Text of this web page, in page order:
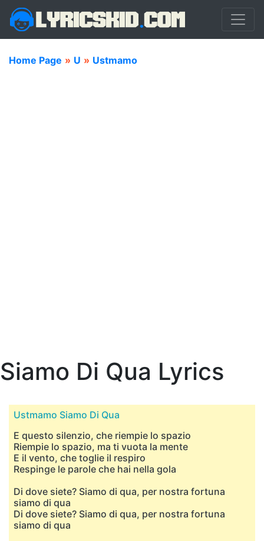
Home Page » U » Ustmamo
Siamo Di Qua Lyrics
Ustmamo Siamo Di Qua
E questo silenzio, che riempie lo spazio
Riempie lo spazio, ma ti vuota la mente
E il vento, che toglie il respiro
Respinge le parole che hai nella gola
Di dove siete? Siamo di qua, per nostra fortuna
siamo di qua
Di dove siete? Siamo di qua, per nostra fortuna
siamo di qua